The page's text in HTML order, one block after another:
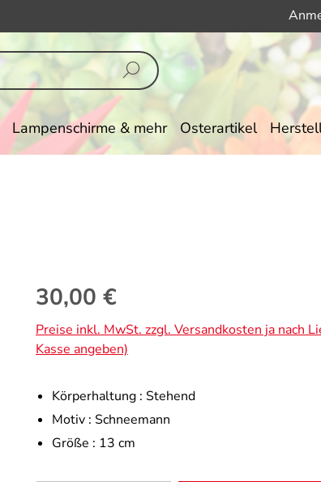
Lampenschirme & mehr Osterartikel
Regulärer Preis:
30,00 €
Preise inkl. MwSt. zzgl. Versandkosten ja nach
Kasse angeben)
Körperhaltung : Stehend
Motiv : Schneemann
Größe : 13 cm